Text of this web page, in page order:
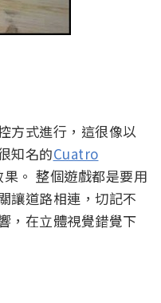
方式進行，這很像以
知名的Cuatro
。 整個遊戲都是要用
讓道路相連，切記不
，在立體視覺錯覺下